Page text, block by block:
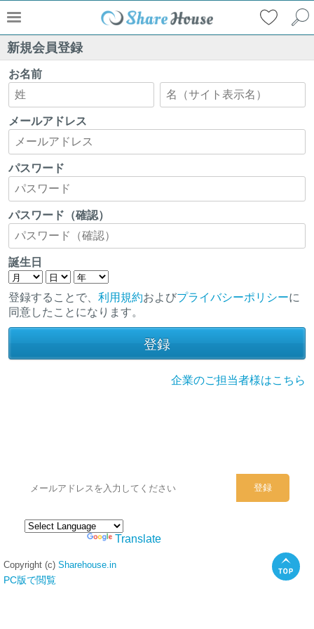
新規会員登録
お名前
メールアドレス
パスワード
パスワード（確認）
誕生日
登録することで、 利用規約およびプライバシーポリシーに
同意したことになります。
企業のご担当者様はこちら
Translate
Copyright (c) Sharehouse.in
PC版で閲覧